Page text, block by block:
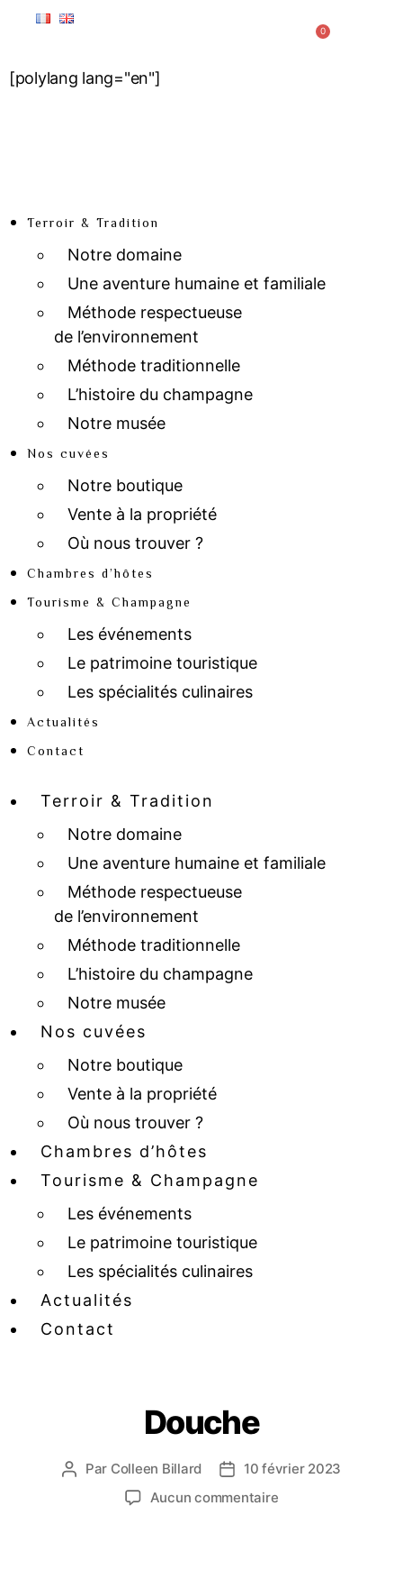
[polylang lang="en"]
0
Terroir & Tradition
Notre domaine
Une aventure humaine et familiale
Méthode respectueuse
de l’environnement
Méthode traditionnelle
L’histoire du champagne
Notre musée
Nos cuvées
Notre boutique
Vente à la propriété
Où nous trouver ?
Chambres d’hôtes
Tourisme & Champagne
Les événements
Le patrimoine touristique
Les spécialités culinaires
Actualités
Contact
Terroir & Tradition
Notre domaine
Une aventure humaine et familiale
Méthode respectueuse
de l’environnement
Méthode traditionnelle
L’histoire du champagne
Notre musée
Nos cuvées
Notre boutique
Vente à la propriété
Où nous trouver ?
Chambres d’hôtes
Tourisme & Champagne
Les événements
Le patrimoine touristique
Les spécialités culinaires
Actualités
Contact
Douche
Par Colleen Billard
10 février 2023
Aucun commentaire